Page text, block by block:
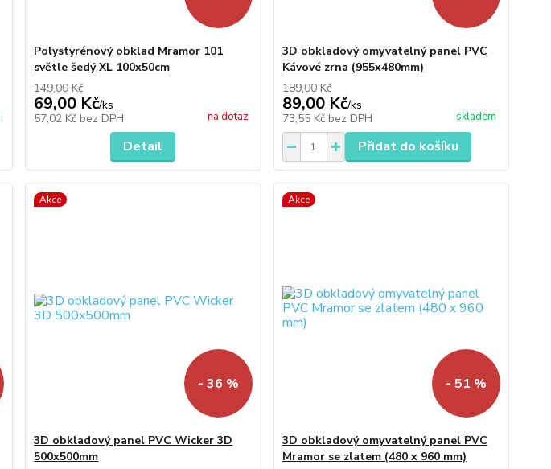
Polystyrénový obklad Mramor 101
světle šedý XL 100x50cm
149,00 Kč
69,00 Kč/ks
57,02 Kč bez DPH na dotaz
Detail
3D obkladový omyvatelný panel PVC
Kávové zrna (955x480mm)
189,00 Kč
89,00 Kč/ks
73,55 Kč bez DPH skladem
Přidat do košíku
Akce
- 36 %
3D obkladový panel PVC Wicker 3D
500x500mm
Akce
- 51 %
3D obkladový omyvatelný panel PVC
Mramor se zlatem (480 x 960 mm)